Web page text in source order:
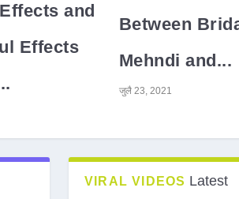
and
Effects
Between
Mehndi and...
जुलै 23, 2021
VIRAL VIDEOS Latest